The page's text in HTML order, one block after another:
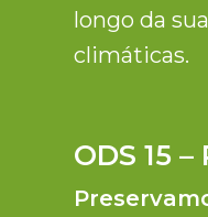
longo da
climáticas.
ODS 15